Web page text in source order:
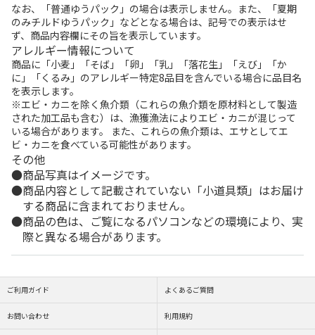
なお、「普通ゆうパック」の場合は表示しません。また、「夏期
のみチルドゆうパック」などとなる場合は、記号での表示はせ
ず、商品内容欄にその旨を表示しています。
アレルギー情報について
商品に「小麦」「そば」「卵」「乳」「落花生」「えび」「か
に」「くるみ」のアレルギー特定8品目を含んでいる場合に品目名
を表示します。
※エビ・カニを除く魚介類（これらの魚介類を原材料として製造
された加工品も含む）は、漁獲漁法によりエビ・カニが混じって
いる場合があります。 また、これらの魚介類は、エサとしてエ
ビ・カニを食べている可能性があります。
その他
商品写真はイメージです。
商品内容として記載されていない「小道具類」はお届け
する商品に含まれておりません。
商品の色は、ご覧になるパソコンなどの環境により、実
際と異なる場合があります。
ご利用ガイド よくあるご質問
お問い合わせ 利用規約